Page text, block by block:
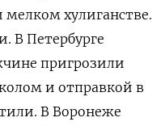
хулиганстве.
В Петербурге
пригрозили
и отправкой в
В Воронеже